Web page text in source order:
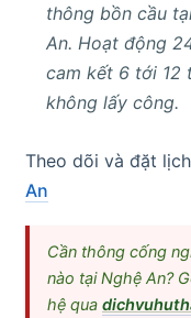
thông bồn cầu
An. Hoạt động
cam kết 6 tới 12
không lấy công.
Theo dõi và đặt
An
Cần thông cống
nào tại Nghệ An?
hệ qua